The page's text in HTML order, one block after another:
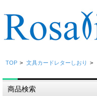
TOP > 文具カードレターしおり >
商品検索